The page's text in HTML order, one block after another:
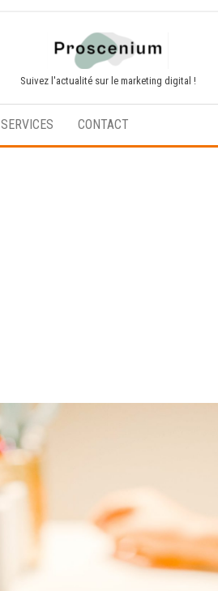
Suivez l'actualité sur le marketing digital !
SERVICES CONTACT